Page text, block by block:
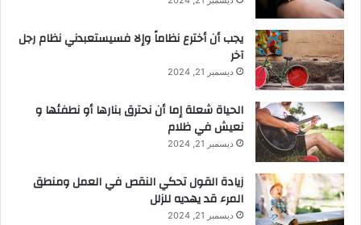
يجب أن أخترع نظاماً وإلا فسيستعبدني نظام رجل
آخر
ديسمبر 21, 2024
الحياة شعلة إما أن نحترق بنارها أو نطفئها و
نعيش في ظلام
ديسمبر 21, 2024
زيادة القول تحكي النقص في العمل ومنطق
المرء قد يهديه للزلل
ديسمبر 21, 2024